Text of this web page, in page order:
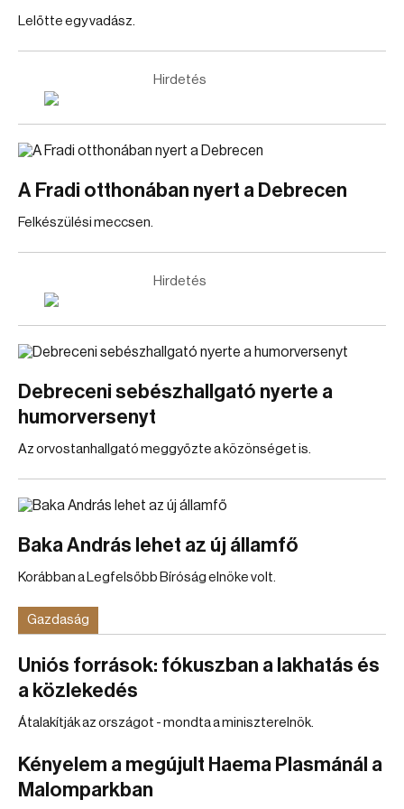
Lelőtte egy vadász.
Hirdetés
A Fradi otthonában nyert a Debrecen
Felkészülési meccsen.
Hirdetés
Debreceni sebészhallgató nyerte a
humorversenyt
Az orvostanhallgató meggyőzte a közönséget is.
Baka András lehet az új államfő
Korábban a Legfelsőbb Bíróság elnöke volt.
Gazdaság
Uniós források: fókuszban a lakhatás és
a közlekedés
Átalakítják az országot - mondta a miniszterelnök.
Kényelem a megújult Haema Plasmánál a
Malomparkban